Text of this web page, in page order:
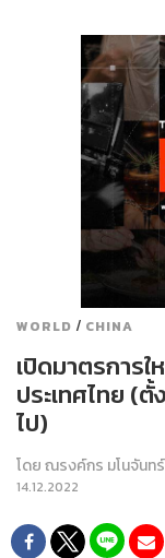
WORLD / CHINA
เปิดมาตรการใ
ประเทศไทย (
ไป)
โดยณรงค์กร มโนจันท
14.12.2022